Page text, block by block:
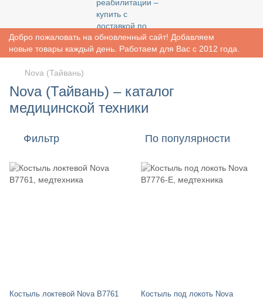
Добро пожаловать на обновленный сайт! Добавляем
новые товары каждый день. Работаем для Вас с 2012 года.
Nova (Тайвань)
Nova (Тайвань) – каталог
медицинской техники
Фильтр По популярности
Костыль локтевой Nova B7761
Костыль под локоть Nova